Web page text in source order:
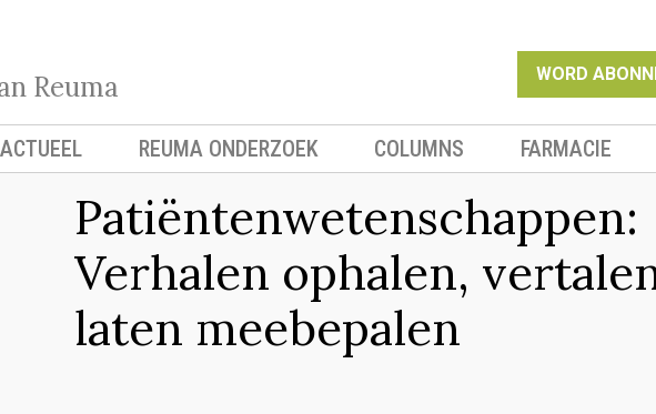
Reuma WORD
ACTUEEL REUMA ONDERZOEK COLUMNS FARMACIE
Patiëntenwetenschappen:
Verhalen ophalen,
laten meebepalen